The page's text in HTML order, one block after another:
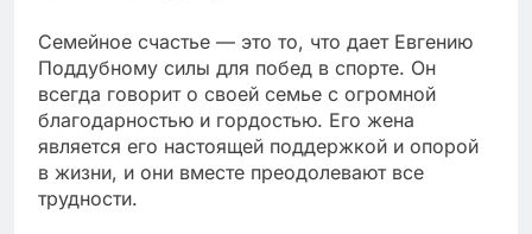
Семейное счастье — это то, что дает Евгению
Поддубному силы для побед в спорте. Он
всегда говорит о своей семье с огромной
благодарностью и гордостью. Его жена
является его настоящей поддержкой и опорой
в жизни, и они вместе преодолевают все
трудности.